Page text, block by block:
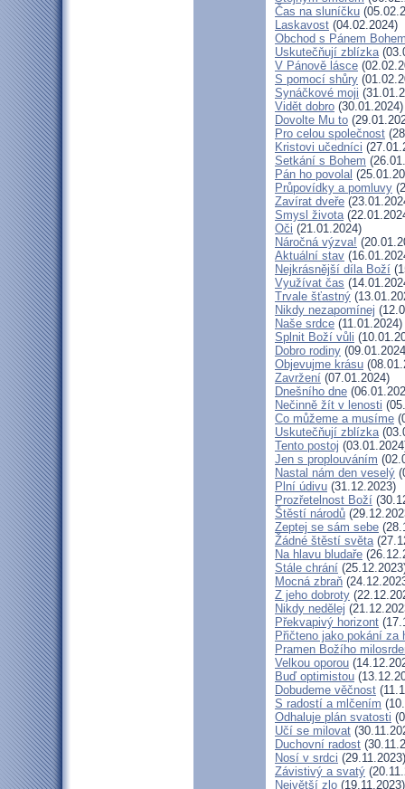
Čas na sluníčku
Laskavost (04.02.2024)
Obchod s Pánem
Uskutečňují zblízka
V Pánově lásce
S pomocí shůry
Synáčkové moji
Vidět dobro (30.01.2024)
Dovolte Mu to
Pro celou společnost
Kristovi učedníci
Setkání s Bohem
Pán ho povolal
Průpovídky a pomluvy
Zavírat dveře
Smysl života
Oči (21.01.2024)
Náročná výzva!
Aktuální stav
Nejkrásnější díla Boží
Využívat čas
Trvale šťastný
Nikdy nezapomínej
Naše srdce (11.01.2024)
Splnit Boží vůli
Dobro rodiny
Objevujme krásu
Zavržení (07.01.2024)
Dnešního dne
Nečinně žít v lenosti
Co můžeme a musíme
Uskutečňují zblízka
Tento postoj
Jen s proplouváním
Nastal nám den veselý
Plní údivu (31.12.2023)
Prozřetelnost Boží
Štěstí národů
Zeptej se sám sebe
Žádné štěstí světa
Na hlavu bludaře
Stále chrání
Mocná zbraň
Z jeho dobroty
Nikdy nedělej
Překvapivý horizont
Přičteno jako pokání za
Pramen Božího
Velkou oporou
Buď optimistou
Dobudeme věčnost
S radostí a mlčením
Odhaluje plán svatosti
Učí se milovat
Duchovní radost
Nosí v srdci (29.11.2023)
Závistivý a svatý
Největší zlo (19.11.2023)